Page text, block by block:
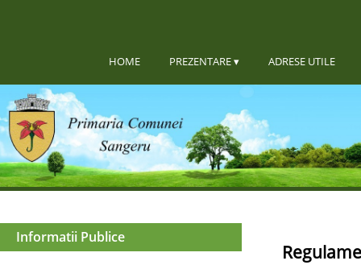
HOME PREZENTARE ADRESE UTILE
Informatii Publice